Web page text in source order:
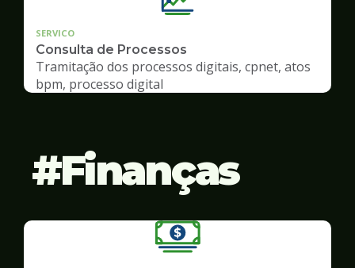
SERVICO
Consulta de Processos
Tramitação dos processos digitais, cpnet, atos
bpm, processo digital
Finanças